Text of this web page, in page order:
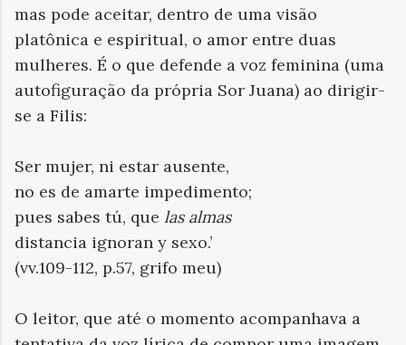
mas pode aceitar, dentro de uma visão
platônica e espiritual, o amor entre duas
mulheres. É o que defende a voz feminina (uma
autofiguração da própria Sor Juana) ao dirigir-
se a Filis:
Ser mujer, ni estar ausente,
no es de amarte impedimento;
pues sabes tú, que las almas
distancia ignoran y sexo.’
(vv.109-112, p.57, grifo meu)
O leitor, que até o momento acompanhava a